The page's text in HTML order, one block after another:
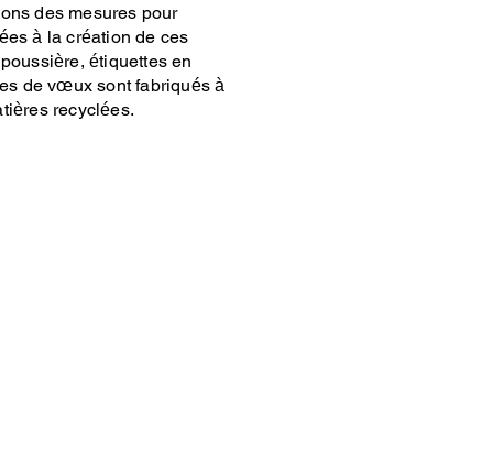
des mesures pour
à la création de ces
étiquettes en
de vœux sont fabriqués à
recyclées.